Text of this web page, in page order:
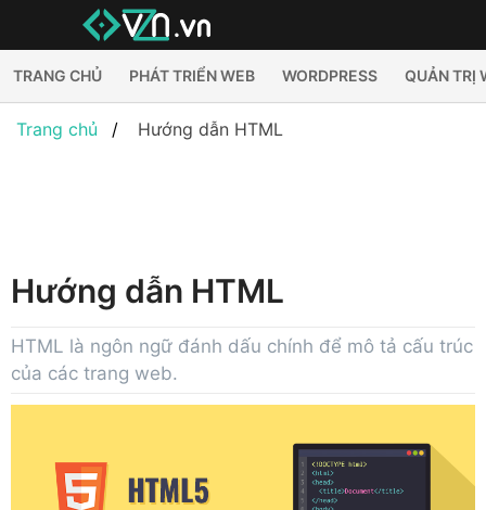
TRANG CHỦ PHÁT TRIỂN WEB WORDPRESS QUẢN TRỊ
Trang chủ Hướng dẫn HTML
Hướng dẫn HTML
HTML là ngôn ngữ đánh dấu chính để mô tả cấu trúc
của các trang web.